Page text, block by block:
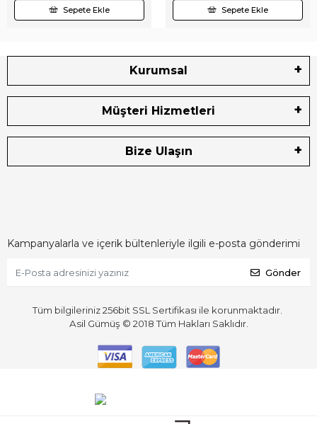
Sepete Ekle Sepete Ekle
Kurumsal
Müşteri Hizmetleri
Bize Ulaşın
Kampanyalarla ve içerik bültenleriyle ilgili e-posta gönderimi
Gönder
Tüm bilgileriniz 256bit SSL Sertifikası ile korunmaktadır.
Asil Gümüş © 2018Tüm Hakları Saklıdır.